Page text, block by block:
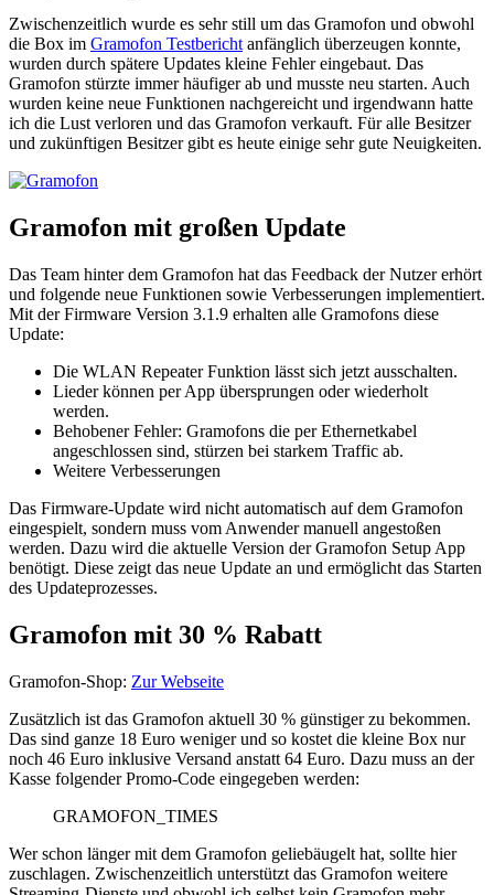
Zwischenzeitlich wurde es sehr still um das Gramofon und obwohl
die Box im Gramofon Testbericht anfänglich überzeugen konnte,
wurden durch spätere Updates kleine Fehler eingebaut. Das
Gramofon stürzte immer häufiger ab und musste neu starten. Auch
wurden keine neue Funktionen nachgereicht und irgendwann hatte
ich die Lust verloren und das Gramofon verkauft. Für alle Besitzer
und zukünftigen Besitzer gibt es heute einige sehr gute Neuigkeiten.
Gramofon mit großen Update
Das Team hinter dem Gramofon hat das Feedback der Nutzer erhört
und folgende neue Funktionen sowie Verbesserungen implementiert.
Mit der Firmware Version 3.1.9 erhalten alle Gramofons diese
Update:
Die WLAN Repeater Funktion lässt sich jetzt ausschalten.
Lieder können per App übersprungen oder wiederholt
werden.
Behobener Fehler: Gramofons die per Ethernetkabel
angeschlossen sind, stürzen bei starkem Traffic ab.
Weitere Verbesserungen
Das Firmware-Update wird nicht automatisch auf dem Gramofon
eingespielt, sondern muss vom Anwender manuell angestoßen
werden. Dazu wird die aktuelle Version der Gramofon Setup App
benötigt. Diese zeigt das neue Update an und ermöglicht das Starten
des Updateprozesses.
Gramofon mit 30 % Rabatt
Gramofon-Shop: Zur Webseite
Zusätzlich ist das Gramofon aktuell 30 % günstiger zu bekommen.
Das sind ganze 18 Euro weniger und so kostet die kleine Box nur
noch 46 Euro inklusive Versand anstatt 64 Euro. Dazu muss an der
Kasse folgender Promo-Code eingegeben werden:
GRAMOFON_TIMES
Wer schon länger mit dem Gramofon geliebäugelt hat, sollte hier
zuschlagen. Zwischenzeitlich unterstützt das Gramofon weitere